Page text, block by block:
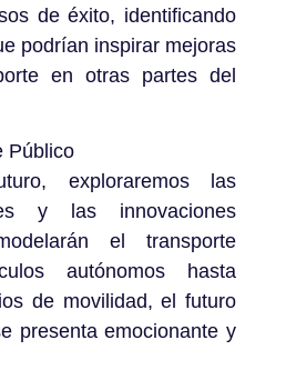
de éxito, identificando
podrían inspirar mejoras
en otras partes del
Público
exploraremos las
y las innovaciones
el transporte
autónomos hasta
de movilidad, el futuro
presenta emocionante y